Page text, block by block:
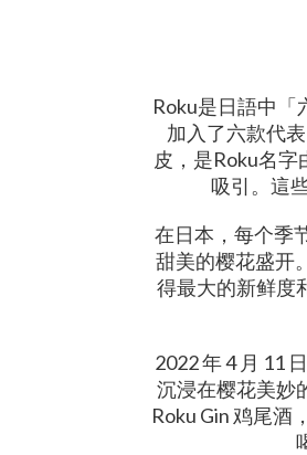
Roku是日語中「
加入了六款代
皮，是Roku名
吸引。這
在日本，每个季
甜美的樱花盛开
得最大的新鲜度
2022 年 4 月 11
沉浸在樱花美妙
Roku Gin 鸡尾酒